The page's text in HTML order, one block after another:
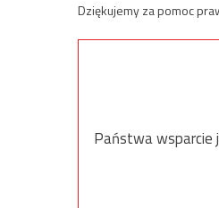
Dziękujemy za pomoc
Państwa wsparcie